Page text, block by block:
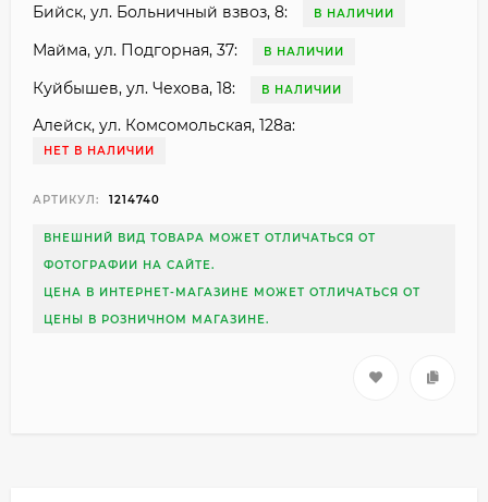
Бийск, ул. Больничный взвоз, 8: В НАЛИЧИИ
Майма, ул. Подгорная, 37: В НАЛИЧИИ
Куйбышев, ул. Чехова, 18: В НАЛИЧИИ
Алейск, ул. Комсомольская, 128а:
НЕТ В НАЛИЧИИ
АРТИКУЛ: 1214740
ВНЕШНИЙ ВИД ТОВАРА МОЖЕТ ОТЛИЧАТЬСЯ ОТ
ФОТОГРАФИИ НА САЙТЕ.
ЦЕНА В ИНТЕРНЕТ-МАГАЗИНЕ МОЖЕТ ОТЛИЧАТЬСЯ ОТ
ЦЕНЫ В РОЗНИЧНОМ МАГАЗИНЕ.